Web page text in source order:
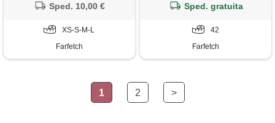
Sped. 10,00 €
XS-S-M-L
Farfetch
Sped. gratuita
42
Farfetch
1 2 >